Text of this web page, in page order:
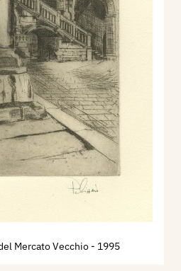
Mercato Vecchio - 1995